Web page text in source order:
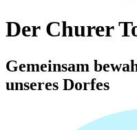
Der Churer
Gemeinsam
unseres Dorfes